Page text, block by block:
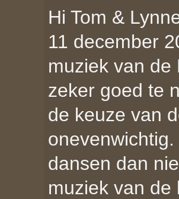
Hi Tom &
11 december
muziek van de
zeker goed te
de keuze van
dansen dan
muziek van de